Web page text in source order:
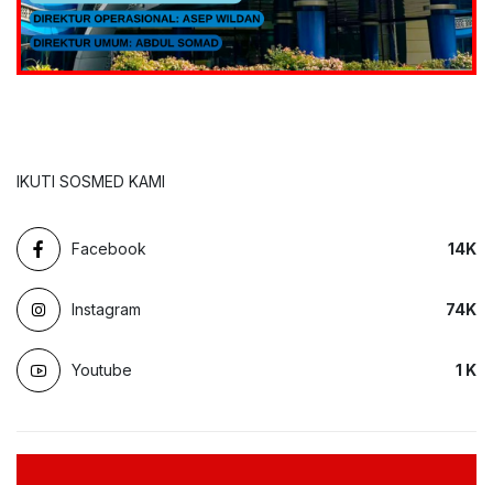
IKUTI SOSMED KAMI
Facebook 14K
Instagram 74K
Youtube 1 K